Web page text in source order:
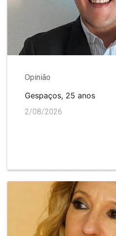
Opinião
Gespaços, 25 anos
2/08/2026